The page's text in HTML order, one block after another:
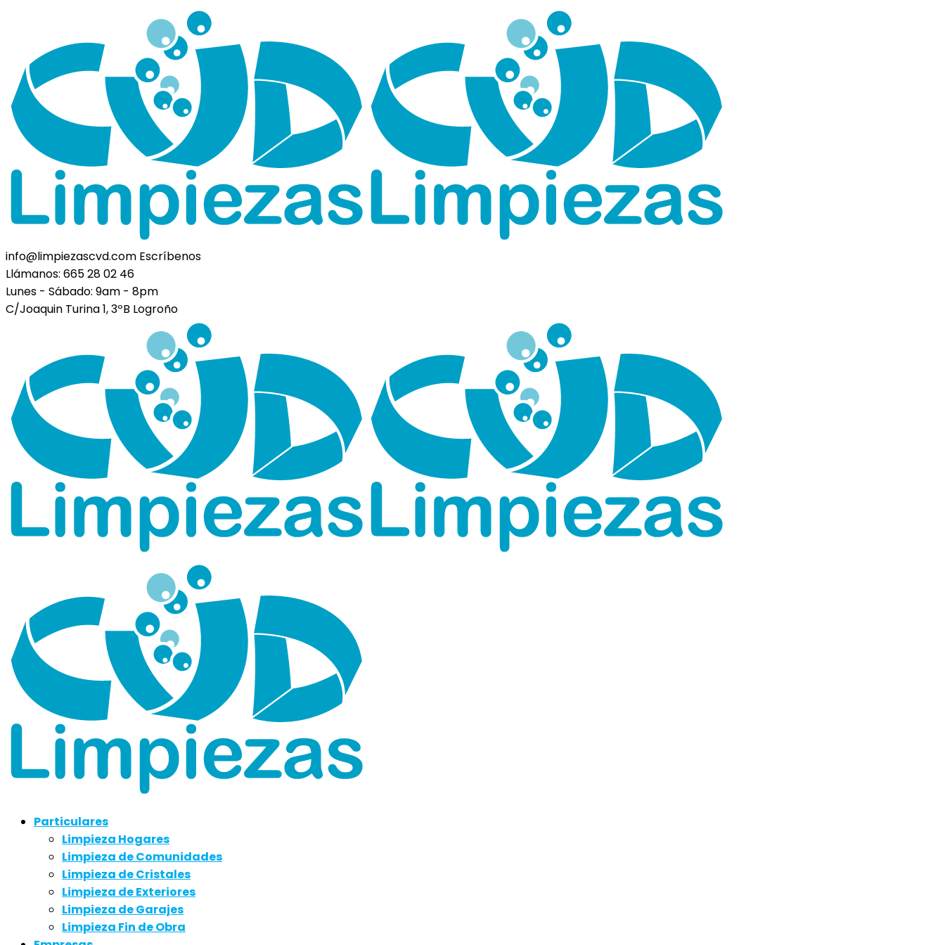
info@limpiezascvd.com Escríbenos
Llámanos: 665 28 02 46
Lunes - Sábado: 9am - 8pm
C/Joaquin Turina 1, 3ºB Logroño
Particulares
Limpieza Hogares
Limpieza de Comunidades
Limpieza de Cristales
Limpieza de Exteriores
Limpieza de Garajes
Limpieza Fin de Obra